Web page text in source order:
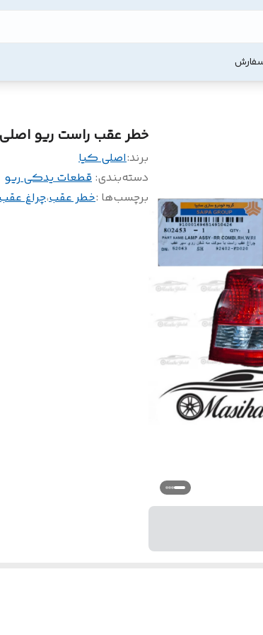
خطر عقب راست ریو
برند:اصلی کیا
دسته‌بندی: قطعات یدکی ریو
برچسب‌ها :خطر عقب،چراغ